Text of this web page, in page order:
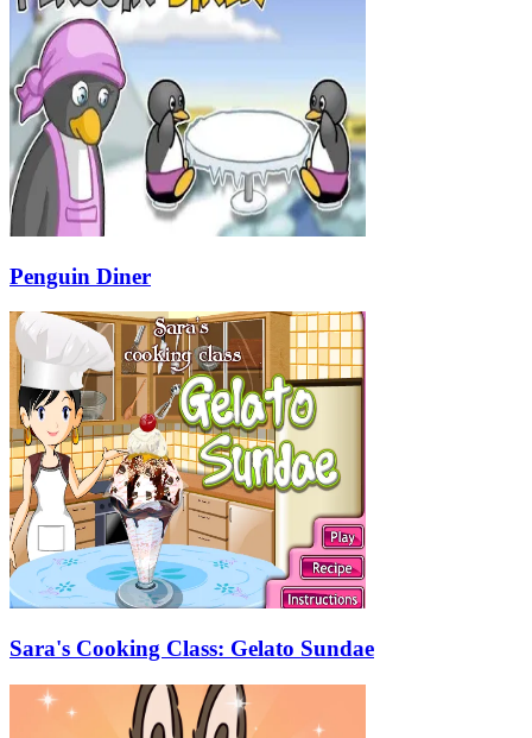
Penguin Diner
Sara's Cooking Class: Gelato Sundae